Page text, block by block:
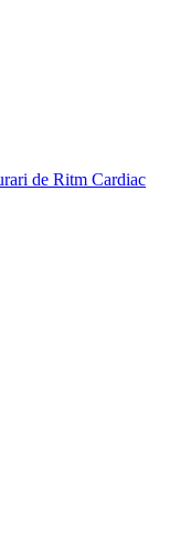
de Ritm Cardiac